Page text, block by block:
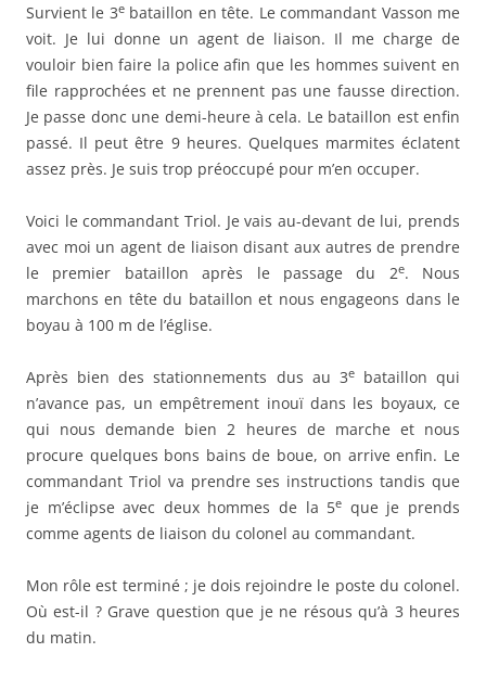
Survient le 3ebataillon en tête. Le commandant Vasson me
voit. Je lui donne un agent de liaison. Il me charge de
vouloir bien faire la police afin que les hommes suivent en
file rapprochées et ne prennent pas une fausse direction.
Je passe donc une demi-heure à cela. Le bataillon est enfin
passé. Il peut être 9 heures. Quelques marmites éclatent
assez près. Je suis trop préoccupé pour m’en occuper.
Voici le commandant Triol. Je vais au-devant de lui, prends
avec moi un agent de liaison disant aux autres de prendre
le premier bataillon après le passage du 2e. Nous
marchons en tête du bataillon et nous engageons dans le
boyau à 100 m de l’église.
Après bien des stationnements dus au 3ebataillon qui
n’avance pas, un empêtrement inouï dans les boyaux, ce
qui nous demande bien 2 heures de marche et nous
procure quelques bons bains de boue, on arrive enfin. Le
commandant Triol va prendre ses instructions tandis que
je m’éclipse avec deux hommes de la 5e que je prends
comme agents de liaison du colonel au commandant.
Mon rôle est terminé ; je dois rejoindre le poste du colonel.
Où est-il ? Grave question que je ne résous qu’à 3 heures
du matin.